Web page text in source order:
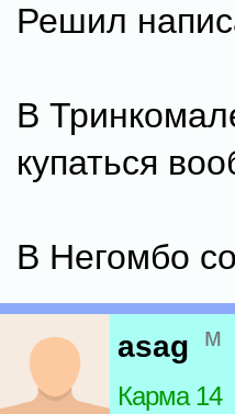
Решил
В
купаться
В Негомбо
asag м
Карма 14